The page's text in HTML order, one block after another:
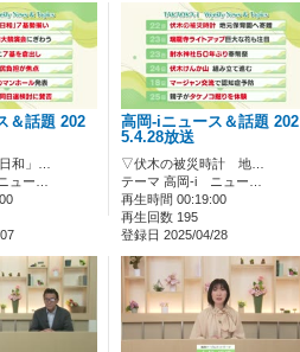
＆話題 202
和」…
ュー…
高岡-iニュース＆話題 202
5.4.28放送
▽伏木の被災時計 地…
テーマ 高岡-i ニュー…
再生時間 00:19:00
再生回数 195
登録日 2025/04/28